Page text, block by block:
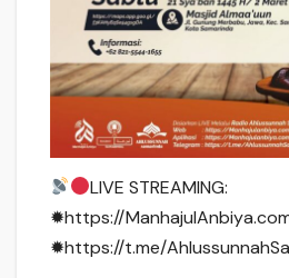
LIVE STREAMING:
✹https://
✹https://t.me/